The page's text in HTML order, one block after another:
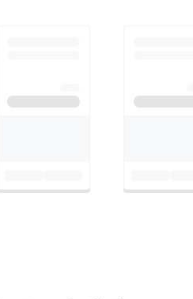
ド
、評
谷に
ら
く